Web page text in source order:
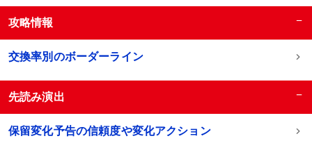
攻略情報 −
交換率別のボーダーライン
先読み演出 −
保留変化予告の信頼度や変化アクション